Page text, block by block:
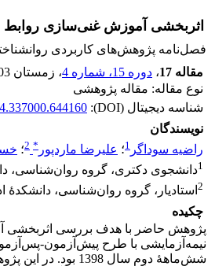
اثربخشی آموزش غنی‌سازی روابط
فصل‌نامه پژوهش‌های کاربردی
مقاله 17
، دوره 15، شماره 4 ، زمستان 1403
نوع مقاله: مقاله پژوهشی
شناسه دیجیتال (DOI):
نویسندگان
راضیه سوداگر 1؛ علیرضا ماردپور *
2؛
1دانشجوی دکتری، گروه روان‌شناسی،
2 استادیار، گروه روان‌شناسی، دانشکدۀ
چکیده
پژوهش حاضر با هدف بررسی اثربخشی